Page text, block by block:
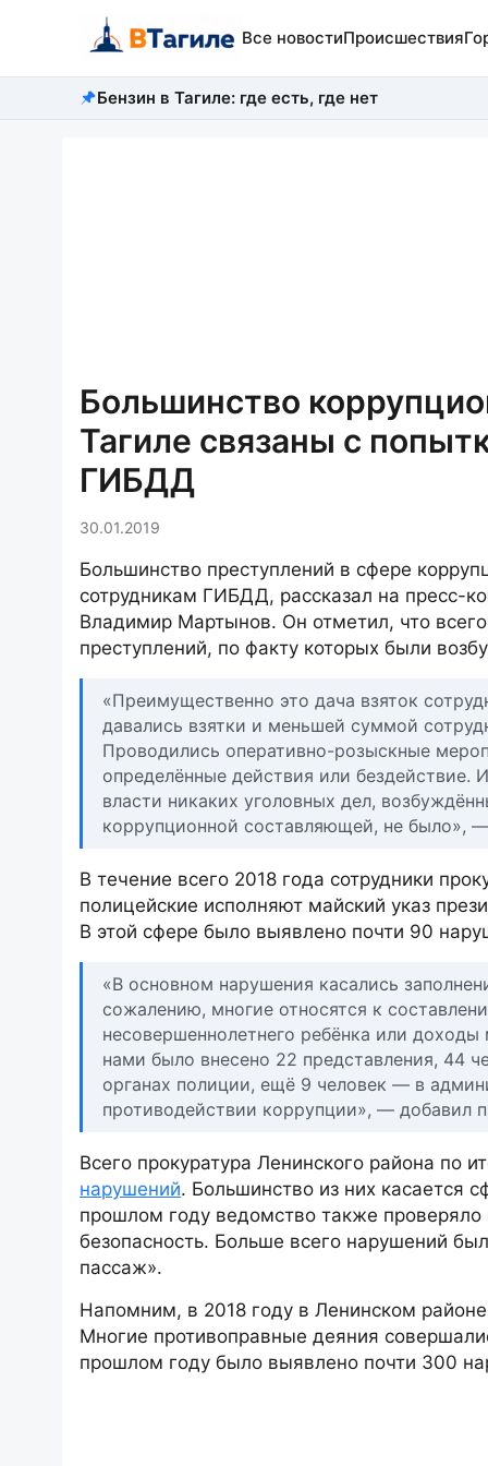
Все новостиПроисшествия
Бензин в Тагиле: где есть, где нет
Большинство
Тагиле связаны с
ГИБДД
30.01.2019
Большинство преступлений в сфере
сотрудникам ГИБДД, рассказал на пресс-
Владимир Мартынов. Он отметил, что
преступлений, по факту которых были
«Преимущественно это дача взяток
давались взятки и меньшей суммой
Проводились оперативно-розыскные
определённые действия или
власти никаких уголовных дел,
коррупционной составляющей, не было»,
В течение всего 2018 года сотрудники
полицейские исполняют майский указ
В этой сфере было выявлено почти 90
«В основном нарушения касались
сожалению, многие относятся к
несовершеннолетнего ребёнка или
нами было внесено 22 представления, 44
органах полиции, ещё 9 человек — в
противодействии коррупции», — добавил
Всего прокуратура Ленинского района по
нарушений. Большинство из них касается
прошлом году ведомство также
безопасность. Больше всего нарушений
пассаж».
Напомним, в 2018 году в Ленинском
Многие противоправные деяния
прошлом году было выявлено почти 300